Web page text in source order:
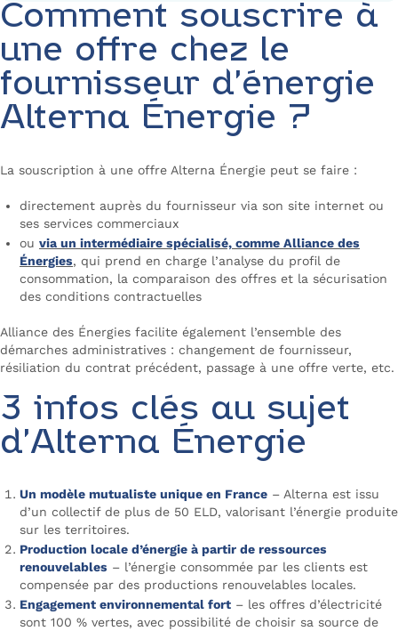
Comment souscrire à
une offre chez le
fournisseur d’énergie
Alterna Énergie ?
La souscription à une offre Alterna Énergie peut se faire :
directement auprès du fournisseur via son site internet ou
ses services commerciaux
ou via un intermédiaire spécialisé, comme Alliance des
Énergies, qui prend en charge l’analyse du profil de
consommation, la comparaison des offres et la sécurisation
des conditions contractuelles
Alliance des Énergies facilite également l’ensemble des
démarches administratives : changement de fournisseur,
résiliation du contrat précédent, passage à une offre verte, etc.
3 infos clés au sujet
d’Alterna Énergie
Un modèle mutualiste unique en France – Alterna est issu
d’un collectif de plus de 50 ELD, valorisant l’énergie produite
sur les territoires.
Production locale d’énergie à partir de ressources
renouvelables – l’énergie consommée par les clients est
compensée par des productions renouvelables locales.
Engagement environnemental fort – les offres d’électricité
sont 100 % vertes, avec possibilité de choisir sa source de